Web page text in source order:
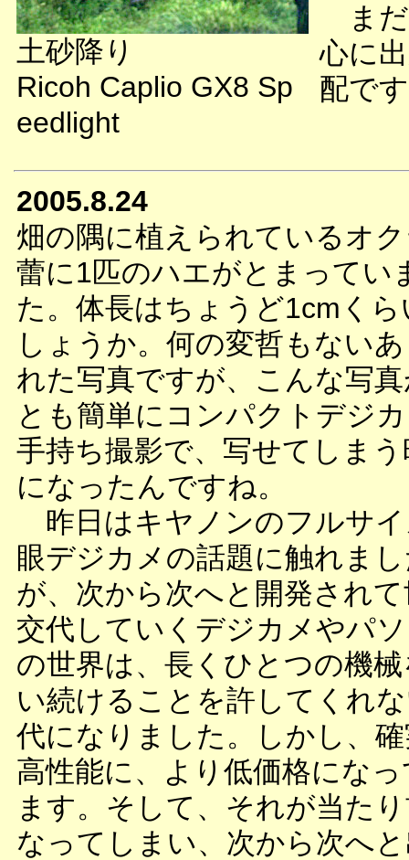
土砂降り
Ricoh Caplio GX8 Sp
eedlight
まだ
心に
配で
2005.8.24
畑の隅に植えられているオ
蕾に1匹のハエがとまってい
た。体長はちょうど1cmくら
しょうか。何の変哲もない
れた写真ですが、こんな写
とも簡単にコンパクトデジ
手持ち撮影で、写せてしまう
になったんですね。
昨日はキヤノンのフルサ
眼デジカメの話題に触れま
が、次から次へと開発され
交代していくデジカメやパ
の世界は、長くひとつの機
い続けることを許してくれ
代になりました。しかし、
高性能に、より低価格にな
ます。そして、それが当た
なってしまい、次から次へ